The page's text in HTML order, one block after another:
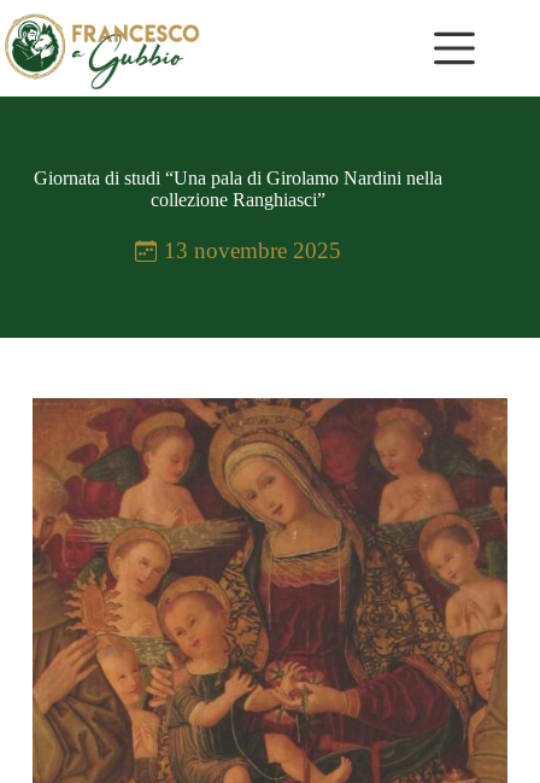
Salta
al
contenuto
Giornata di studi “Una pala di Girolamo Nardini nella
collezione Ranghiasci”
13 novembre 2025